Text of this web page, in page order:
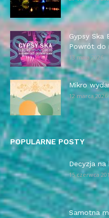
Gypsy Ska
Powrót do
13 maja 2026
Mikro
12 marca 2026
POPULARNE POSTY
Decyzja na
15 czerwca
Samotna